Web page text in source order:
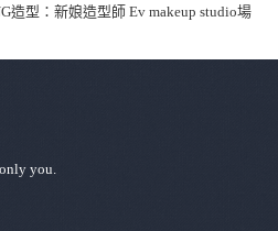
造型：新娘造型師 Ev makeup studio場
you.